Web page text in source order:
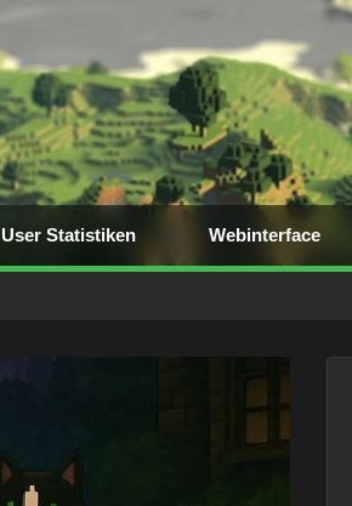
User Statistiken Webinterface